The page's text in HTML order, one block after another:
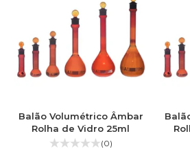
Balão Volumétrico Âmbar
Rolha de Vidro 25ml
(0)